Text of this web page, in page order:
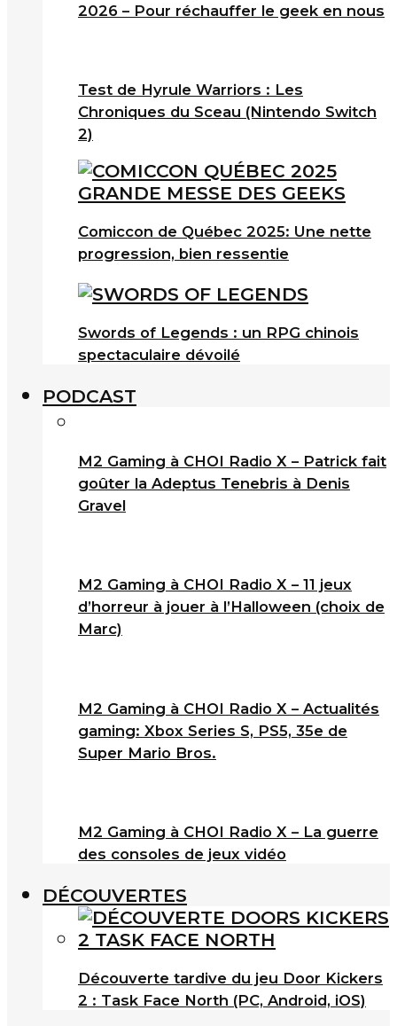
2026 – Pour réchauffer le geek en nous
Test de Hyrule Warriors : Les
Chroniques du Sceau (Nintendo Switch
2)
Comiccon de Québec 2025: Une nette
progression, bien ressentie
Swords of Legends : un RPG chinois
spectaculaire dévoilé
PODCAST
M2 Gaming à CHOI Radio X – Patrick fait
goûter la Adeptus Tenebris à Denis
Gravel
M2 Gaming à CHOI Radio X – 11 jeux
d’horreur à jouer à l’Halloween (choix de
Marc)
M2 Gaming à CHOI Radio X – Actualités
gaming: Xbox Series S, PS5, 35e de
Super Mario Bros.
M2 Gaming à CHOI Radio X – La guerre
des consoles de jeux vidéo
DÉCOUVERTES
Découverte tardive du jeu Door Kickers
2 : Task Face North (PC, Android, iOS)